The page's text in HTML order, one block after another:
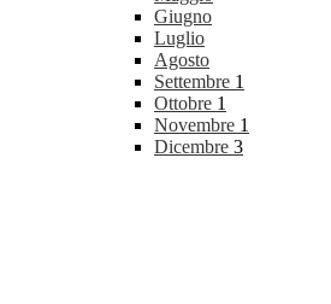
Giugno
Luglio
Agosto
Settembre 1
Ottobre 1
Novembre 1
Dicembre 3